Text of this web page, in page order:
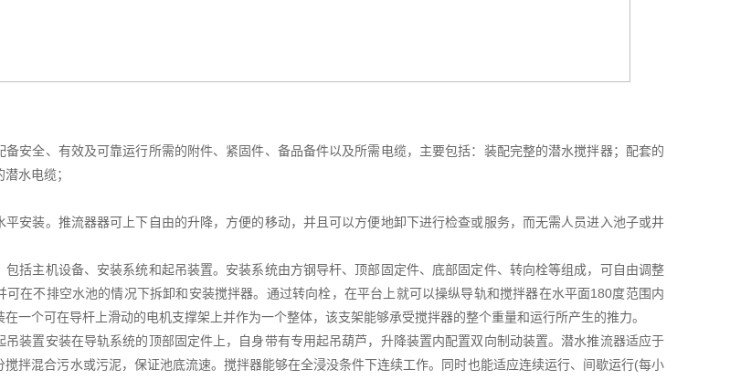
备安全、有效及可靠运行所需的附件、紧固件、备品备件以及所需电缆，主要包括：装配完整的潜水搅拌器；配套的
水电缆；
平安装。推流器器可上下自由的升降，方便的移动，并且可以方便地卸下进行检查或服务，而无需人员进入池子或井
包括主机设备、安装系统和起吊装置。安装系统由方钢导杆、顶部固定件、底部固定件、转向栓等组成，可自由调整
可在不排空水池的情况下拆卸和安装搅拌器。通过转向栓，在平台上就可以操纵导轨和搅拌器在水平面180度范围内
一个可在导杆上滑动的电机支撑架上并作为一个整体，该支架能够承受搅拌器的整个重量和运行所产生的推力。
吊装置安装在导轨系统的顶部固定件上，自身带有专用起吊葫芦，升降装置内配置双向制动装置。潜水推流器适应于
搅拌混合污水或污泥，保证池底流速。搅拌器能够在全浸没条件下连续工作。同时也能适应连续运行、间歇运行(每小